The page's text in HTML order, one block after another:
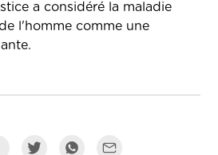
a considéré la maladie
l'homme comme une